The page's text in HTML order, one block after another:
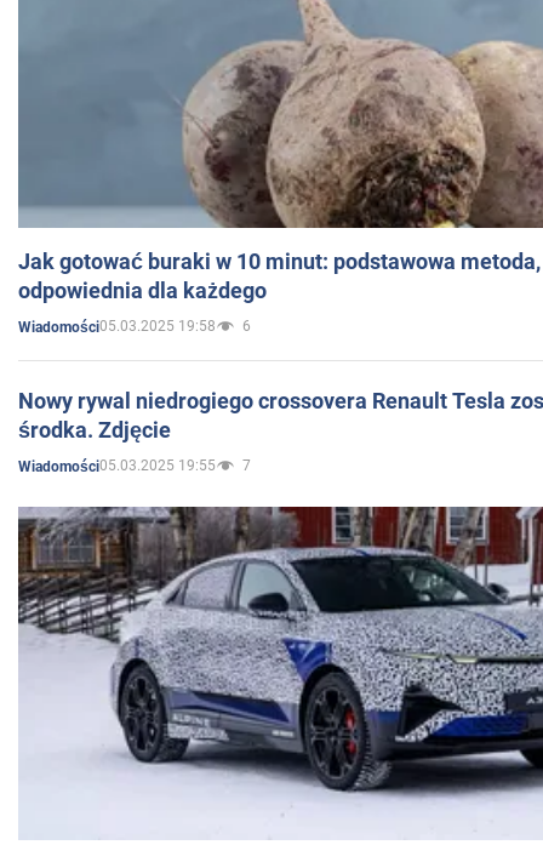
Jak gotować buraki w 10 minut: podstawowa
odpowiednia dla każdego
Wiadomości05.03.2025 19:58 6
Nowy rywal niedrogiego crossovera Renault Tesla
środka. Zdjęcie
Wiadomości05.03.2025 19:55 7